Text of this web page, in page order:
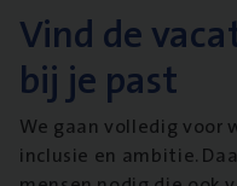
Vind de
bij je past
We gaan volledig voor
inclusie en ambitie.